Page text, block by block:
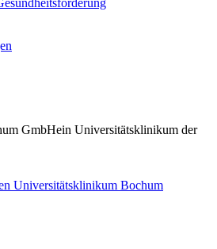
GmbHein Universitätsklinikum der
Universitätsklinikum Bochum